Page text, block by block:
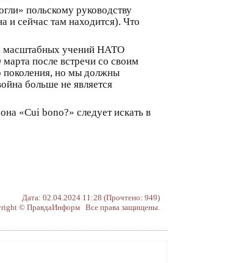
польскому руководству
и сейчас там находится). Что
масштабных учений НАТО
после встречи со своим
поколения, но мы должны
больше не является
«Cui bono?» следует искать в
Дата: 02.04.2024 11:28 (Прочтено: 949)
© ПравдаИнформ Все права защищены.